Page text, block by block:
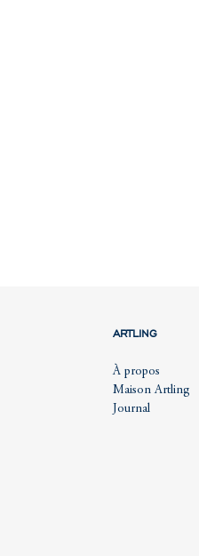
ARTLING
À propos
Maison Artling
Journal